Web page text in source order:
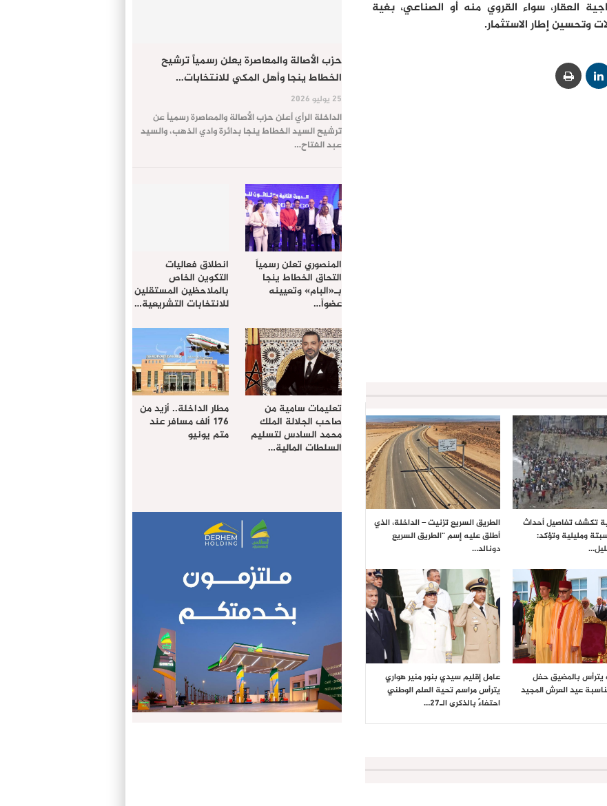
العقار، سواء القروي منه أو الصناعي، بغية
وتحسين إطار الاستثمار.
تكشف تفاصيل أحداث
ومليلية وتؤكد:
الطريق السريع تزنيت – الداخلة، الذي
أطلق عليه إسم “الطريق السريع
دونالد…
يترأس بالمضيق حفل
عيد العرش المجيد
عامل إقليم سيدي بنور منير هواري
يترأس مراسم تحية العلم الوطني
احتفاءً بالذكرى الـ27…
حزب الأصالة والمعاصرة يعلن رسمياً ترشيح
الخطاط ينجا وأهل المكي للانتخابات…
25 يوليو 2026
الداخلة الرأي أعلن حزب الأصالة والمعاصرة رسمياً عن
ترشيح السيد الخطاط ينجا بدائرة وادي الذهب، والسيد
عبد الفتاح…
المنصوري تعلن رسمياً
التحاق الخطاط ينجا
بـ«البام» وتعيينه
عضواً…
انطلاق فعاليات
التكوين الخاص
بالملاحظين المستقلين
للانتخابات التشريعية…
تعليمات سامية من
صاحب الجلالة الملك
محمد السادس لتسليم
السلطات المالية…
مطار الداخلة.. أزيد من
176 ألف مسافر عند
متم يونيو